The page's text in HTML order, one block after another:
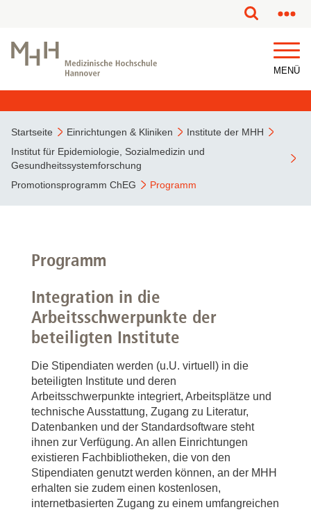
MENÜ
Startseite Einrichtungen & Kliniken
Institute der MHH
Institut für Epidemiologie, Sozialmedizin und
Gesundheitssystemforschung
Promotionsprogramm ChEG
Programm
Programm
Integration in die
Arbeitsschwerpunkte der
beteiligten Institute
Die Stipendiaten werden (u.U. virtuell) in die
beteiligten Institute und deren
Arbeitsschwerpunkte integriert, Arbeitsplätze und
technische Ausstattung, Zugang zu Literatur,
Datenbanken und der Standardsoftware steht
ihnen zur Verfügung. An allen Einrichtungen
existieren Fachbibliotheken, die von den
Stipendiaten genutzt werden können, an der MHH
erhalten sie zudem einen kostenlosen,
internetbasierten Zugang zu einem umfangreichen